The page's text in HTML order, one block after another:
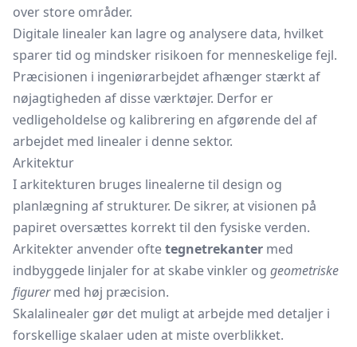
over store områder.
Digitale linealer kan lagre og analysere data, hvilket
sparer tid og mindsker risikoen for menneskelige fejl.
Præcisionen i ingeniørarbejdet afhænger stærkt af
nøjagtigheden af disse værktøjer. Derfor er
vedligeholdelse og kalibrering en afgørende del af
arbejdet med linealer i denne sektor.
Arkitektur
I arkitekturen bruges linealerne til design og
planlægning af strukturer. De sikrer, at visionen på
papiret oversættes korrekt til den fysiske verden.
Arkitekter anvender oftetegnetrekanter med
indbyggede linjaler for at skabe vinkler og geometriske
figurermed høj præcision.
Skalalinealer gør det muligt at arbejde med detaljer i
forskellige skalaer uden at miste overblikket.